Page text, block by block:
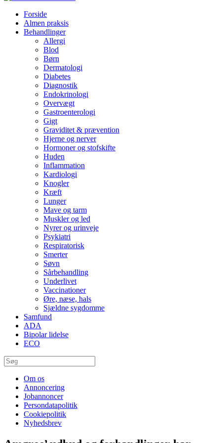
Forside
Almen praksis
Behandlinger
Allergi
Blod
Børn
Dermatologi
Diabetes
Diagnostik
Endokrinologi
Overvægt
Gastroenterologi
Gigt
Graviditet & prævention
Hjerne og nerver
Hormoner og stofskifte
Huden
Inflammation
Kardiologi
Knogler
Kræft
Lunger
Mave og tarm
Muskler og led
Nyrer og urinveje
Psykiatri
Respiratorisk
Smerter
Søvn
Sårbehandling
Underlivet
Vaccinationer
Øre, næse, hals
Sjældne sygdomme
Samfund
ADA
Bipolar lidelse
ECO
Om os
Annoncering
Jobannoncer
Persondatapolitik
Cookiepolitik
Nyhedsbrev